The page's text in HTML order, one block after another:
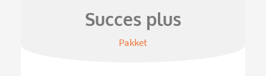
Succes plus
Pakket